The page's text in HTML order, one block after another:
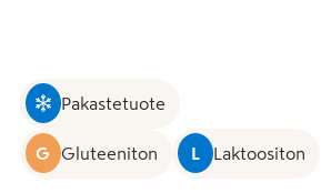
Pakastetuote
G Gluteeniton L Laktoositon